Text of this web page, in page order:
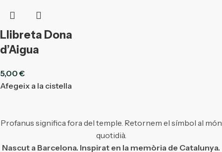
Llibreta Dona
d’Aigua
5,00€
Afegeix a la cistella
Profanus significa fora del temple. Retornem el símbol al món
quotidià.
Nascut a Barcelona. Inspirat en la memòria de Catalunya.